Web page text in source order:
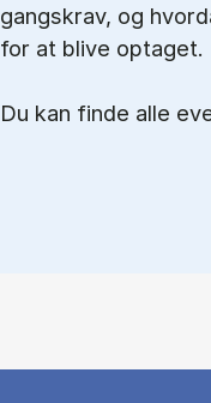
gangs­krav, og
for at blive optaget.
Du kan finde alle